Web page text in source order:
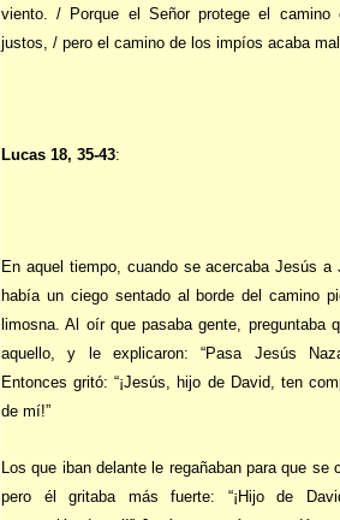
viento. / Porque el Señor protege el camino
justos, / pero el camino de los impíos acaba
Lucas 18, 35-43:
En aquel tiempo, cuando se acercaba Jesús a
había un ciego sentado al borde del camino
limosna. Al oír que pasaba gente, preguntaba
aquello, y le explicaron: “Pasa Jesús
Entonces gritó: “¡Jesús, hijo de David, ten
de mí!”
Los que iban delante le regañaban para que se
pero él gritaba más fuerte: “¡Hijo de